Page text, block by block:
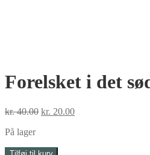
Forelsket i det
kr.40.00 Den
kr. 20.00Den
På lager
Forelsket